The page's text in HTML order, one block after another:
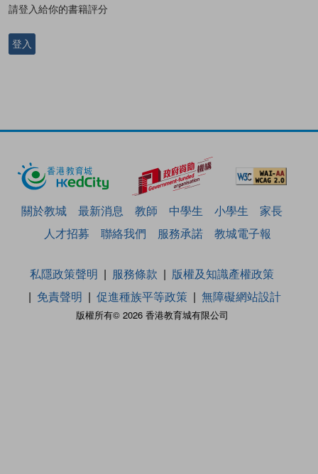
請登入給你的書籍評分
登入
關於教城 最新消息 教師 中學生 小學生
家長
人才招募
聯絡我們 服務承諾 教城電子報
版權所有© 2026 香港教育城有限公司
私隱政策聲明 服務條款
版權及知識產權政策
免責聲明
促進種族平等政策 無障礙網站設計